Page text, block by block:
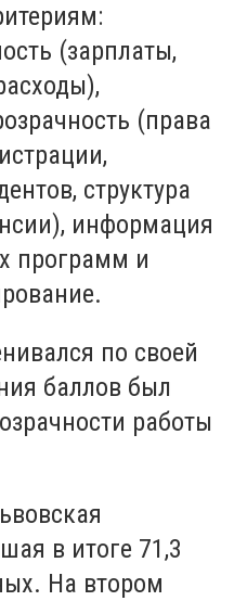
(зарплаты,
(права
структура
информация
программ и
по своей
баллов был
работы
в итоге 71,3
На втором